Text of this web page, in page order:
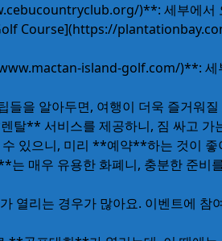
)**: 세부에서
Course](https://
island-golf.com/)**: 세
을 알아두면, 여행이 더욱 즐거워
** 서비스를 제공하니, 짐 싸고 가
있으니, 미리 **예약**하는 것이
매우 유용한 화폐니, 충분한 준비
열리는 경우가 많아요. 이벤트에